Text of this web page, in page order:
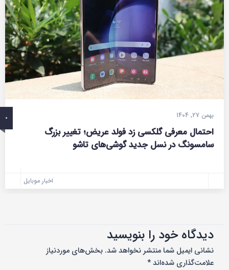
0 بهمن 27, 1404
احتمال معرفی گلکسی زد فولد عریض؛ تغییر بزرگ
سامسونگ در نسل جدید گوشی‌های تاشو
اخبار موبایل
دیدگاه‌ خود را بنویسید
نشانی ایمیل شما منتشر نخواهد شد. بخش‌های موردنیاز
علامت‌گذاری شده‌اند*